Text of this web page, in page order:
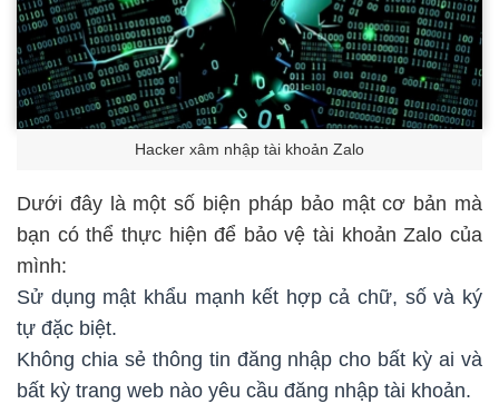
Hacker xâm nhập tài khoản Zalo
Dưới đây là một số biện pháp bảo mật cơ bản mà
bạn có thể thực hiện để bảo vệ tài khoản Zalo của
mình:
Sử dụng mật khẩu mạnh kết hợp cả chữ, số và ký
tự đặc biệt.
Không chia sẻ thông tin đăng nhập cho bất kỳ ai và
bất kỳ trang web nào yêu cầu đăng nhập tài khoản.